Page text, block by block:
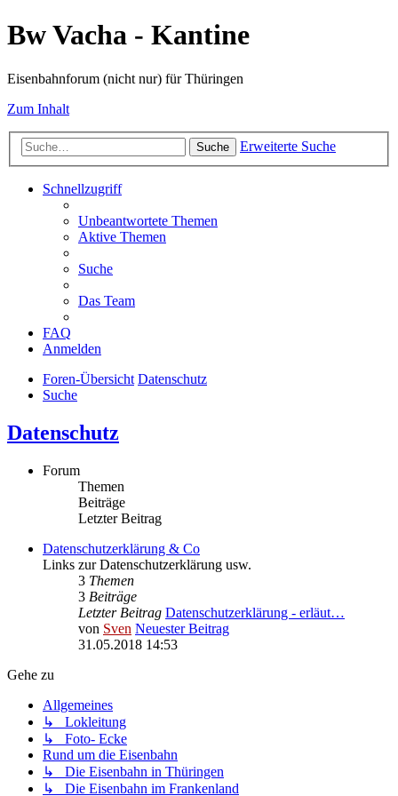
Bw Vacha - Kantine
Eisenbahnforum (nicht nur) für Thüringen
Zum Inhalt
Suche Erweiterte Suche
Schnellzugriff
Unbeantwortete Themen
Aktive Themen
Suche
Das Team
FAQ
Anmelden
Foren-Übersicht Datenschutz
Suche
Datenschutz
Forum
Themen
Beiträge
Letzter Beitrag
Datenschutzerklärung & Co
Links zur Datenschutzerklärung usw.
3 Themen
3 Beiträge
Letzter Beitrag Datenschutzerklärung - erläut…
von Sven Neuester Beitrag
31.05.2018 14:53
Gehe zu
Allgemeines
↳ Lokleitung
↳ Foto- Ecke
Rund um die Eisenbahn
↳ Die Eisenbahn in Thüringen
↳ Die Eisenbahn im Frankenland